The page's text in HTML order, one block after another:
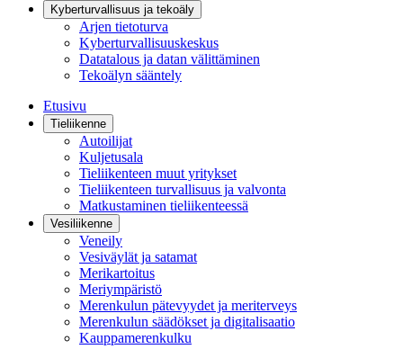
Kyberturvallisuus ja tekoäly
Arjen tietoturva
Kyberturvallisuuskeskus
Datatalous ja datan välittäminen
Tekoälyn sääntely
Etusivu
Tieliikenne
Autoilijat
Kuljetusala
Tieliikenteen muut yritykset
Tieliikenteen turvallisuus ja valvonta
Matkustaminen tieliikenteessä
Vesiliikenne
Veneily
Vesiväylät ja satamat
Merikartoitus
Meriympäristö
Merenkulun pätevyydet ja meriterveys
Merenkulun säädökset ja digitalisaatio
Kauppamerenkulku